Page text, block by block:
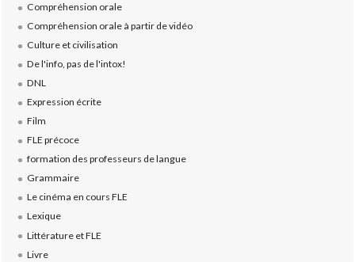
Compréhension orale
Compréhension orale à partir de vidéo
Culture et civilisation
De l'info, pas de l'intox!
DNL
Expression écrite
Film
FLE précoce
formation des professeurs de langue
Grammaire
Le cinéma en cours FLE
Lexique
Littérature et FLE
Livre